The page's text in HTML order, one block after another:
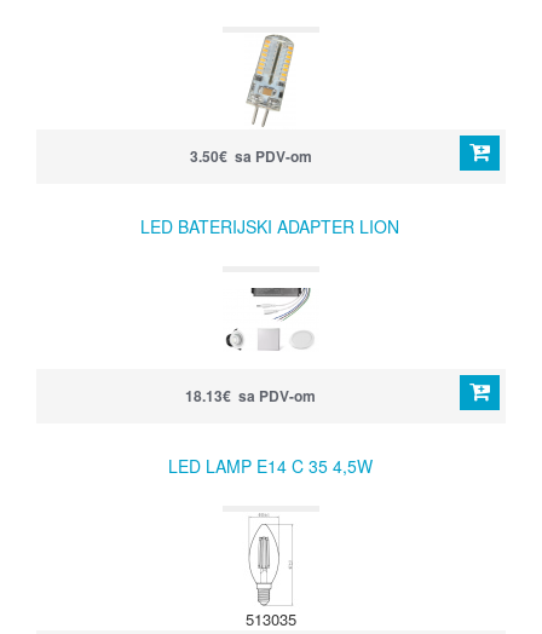
3.50€ sa PDV-om
LED BATERIJSKI ADAPTER LION
18.13€ sa PDV-om
LED LAMP E14 C 35 4,5W
513035